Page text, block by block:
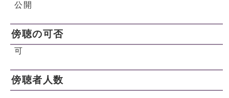
公開
傍聴の可否
可
傍聴者人数